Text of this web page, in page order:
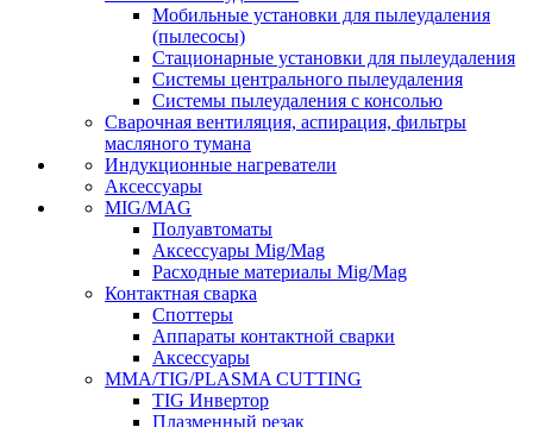
Мобильные установки для пылеудаления
(пылесосы)
Стационарные установки для пылеудаления
Системы центрального пылеудаления
Системы пылеудаления с консолью
Сварочная вентиляция, аспирация, фильтры
масляного тумана
Индукционные нагреватели
Аксессуары
MIG/MAG
Полуавтоматы
Аксессуары Mig/Mag
Расходные материалы Mig/Mag
Контактная сварка
Споттеры
Аппараты контактной сварки
Аксессуары
MMA/TIG/PLASMA CUTTING
TIG Инвертор
Плазменный резак